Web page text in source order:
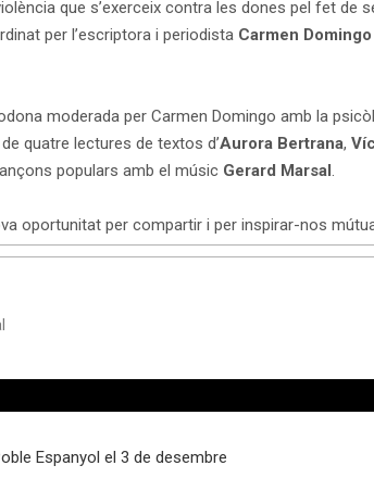
que s’exerceix contra les dones pel fet
per l’escriptora i periodista Carmen Domingo
moderada per Carmen Domingo amb la
de quatre lectures de textos d’Aurora Bertrana,
populars amb el músic Gerard Marsal.
oportunitat per compartir i per inspirar-nos
Espanyol el 3 de desembre